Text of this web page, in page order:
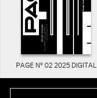
PAGE N° 02 2025 DIGITAL